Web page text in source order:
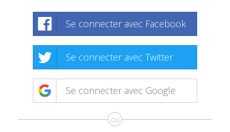
Se connecter avec Facebook
Se connecter avec Twitter
Se connecter avec Google
ou